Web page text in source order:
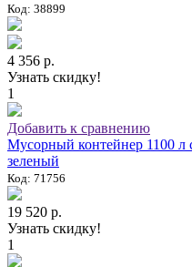
Код: 38899
4 356 р.
Узнать скидку!
1
Добавить к сравнению
Мусорный контейнер 1100
зеленый
Код: 71756
19 520 р.
Узнать скидку!
1